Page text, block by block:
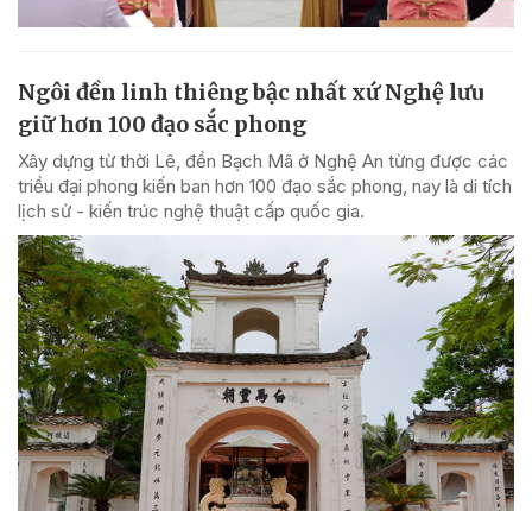
Ngôi đền linh thiêng bậc nhất xứ Nghệ lưu
giữ hơn 100 đạo sắc phong
Xây dựng từ thời Lê, đền Bạch Mã ở Nghệ An từng được các
triều đại phong kiến ban hơn 100 đạo sắc phong, nay là di tích
lịch sử - kiến trúc nghệ thuật cấp quốc gia.